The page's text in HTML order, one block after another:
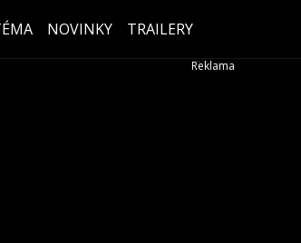
NOVINKY TRAILERY